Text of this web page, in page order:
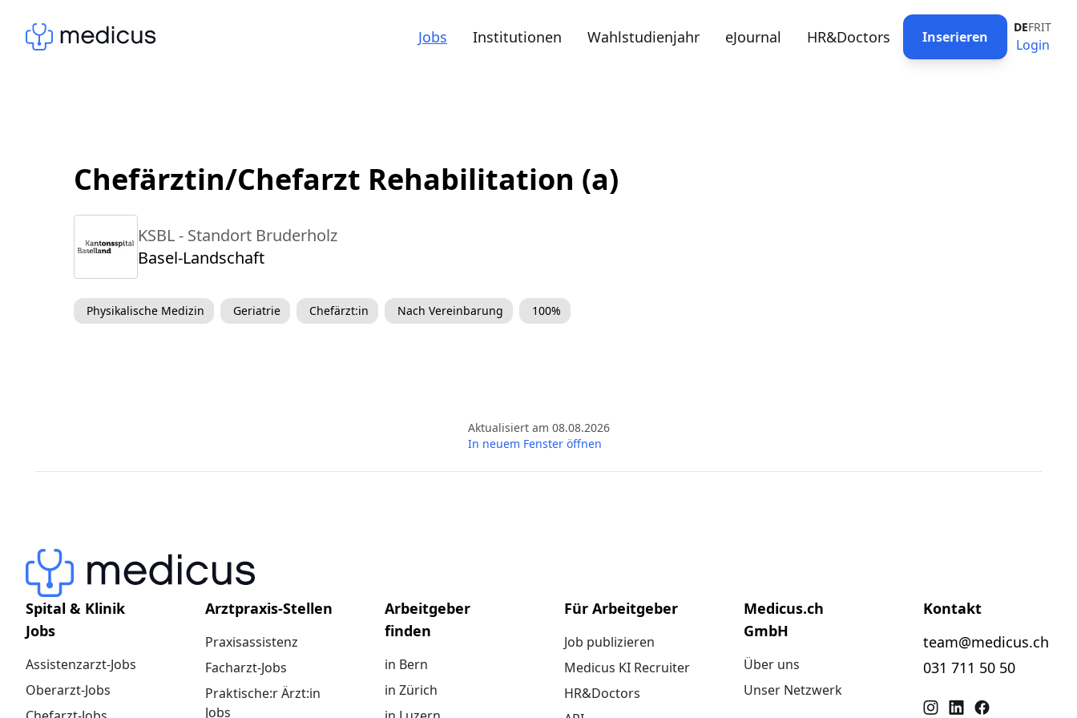
Jobs Institutionen Wahlstudienjahr eJournal HR&Doctors Inserieren
DEFRIT
Login
Chefärztin/Chefarzt Rehabilitation (a)
KSBL - Standort Bruderholz
Basel-Landschaft
Physikalische Medizin Geriatrie Chefärzt:in Nach Vereinbarung 100%
Aktualisiert am 08.08.2026
In neuem Fenster öffnen
Spital & Klinik
Jobs
Assistenzarzt-Jobs
Oberarzt-Jobs
Arztpraxis-Stellen
Praxisassistenz
Facharzt-Jobs
Praktische:r Ärzt:in
Jobs
Arbeitgeber
finden
in Bern
in Zürich
Für Arbeitgeber
Job publizieren
Medicus KI Recruiter
HR&Doctors
Medicus.ch
GmbH
Über uns
Unser Netzwerk
Kontakt
team@medicus.ch
031 711 50 50